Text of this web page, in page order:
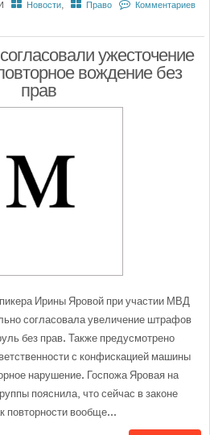
Новости, Право
Комментариев
ужесточение
вождение без
прав
Ирины Яровой при участии МВД
согласовала увеличение штрафов
без прав. Также предусмотрено
с конфискацией машины
нарушение. Госпожа Яровая на
пояснила, что сейчас в законе
повторности вообще...